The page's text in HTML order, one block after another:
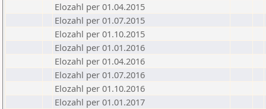
Elozahl per 01.04.2015
Elozahl per 01.07.2015
Elozahl per 01.10.2015
Elozahl per 01.01.2016
Elozahl per 01.04.2016
Elozahl per 01.07.2016
Elozahl per 01.10.2016
Elozahl per 01.01.2017